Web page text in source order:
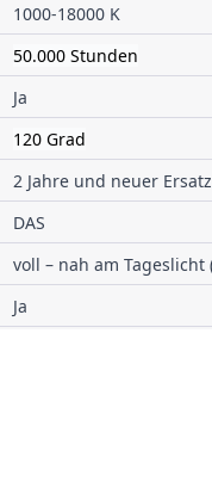
1000-18000 K
50.000 Stunden
Ja
120 Grad
2 Jahre und neuer Ersatz
DAS
voll – nah am
Ja